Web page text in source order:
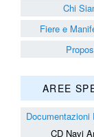
Chi
Fiere e
AREE
Documentazioni
CD Navi